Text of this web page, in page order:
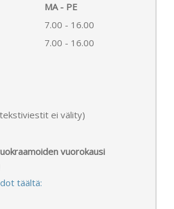
MA - PE
7.00 - 16.00
7.00 - 16.00
ei välity)
vuorokausi
täältä: